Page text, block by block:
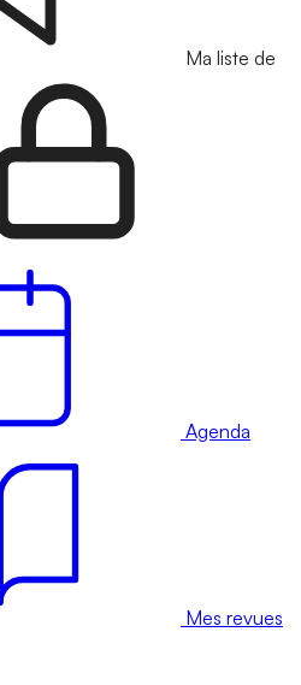
Ma liste de
Agenda
Mes revues